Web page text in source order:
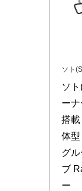
ソト
ソ
ー
搭載
体
グ
ブ
ー